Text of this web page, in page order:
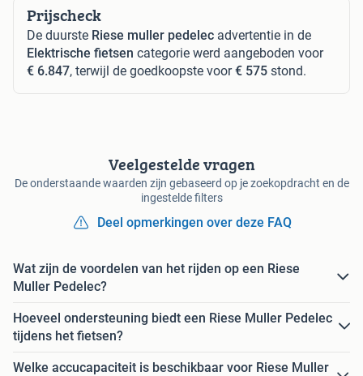
Prijscheck
De duurste Riese muller pedelec advertentie in de
Elektrische fietsen categorie werd aangeboden voor
€ 6.847, terwijl de goedkoopste voor€ 575 stond.
Veelgestelde vragen
De onderstaande waarden zijn gebaseerd op je zoekopdracht en de
ingestelde filters
Deel opmerkingen over deze FAQ
Wat zijn de voordelen van het rijden op een Riese
Muller Pedelec?
Hoeveel ondersteuning biedt een Riese Muller Pedelec
tijdens het fietsen?
Welke accucapaciteit is beschikbaar voor Riese Muller